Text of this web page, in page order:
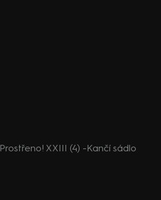
Prostřeno! XXIII (4) -Kančí sádlo